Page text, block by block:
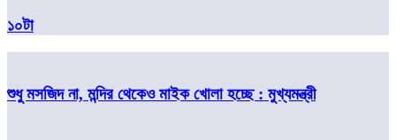
১০টা
শুধু মসজিদ না, মন্দির থেকেও মাইক খোলা হচ্ছে : মুখ্যমন্ত্রী